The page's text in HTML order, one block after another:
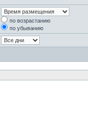
по возрастанию
по убыванию